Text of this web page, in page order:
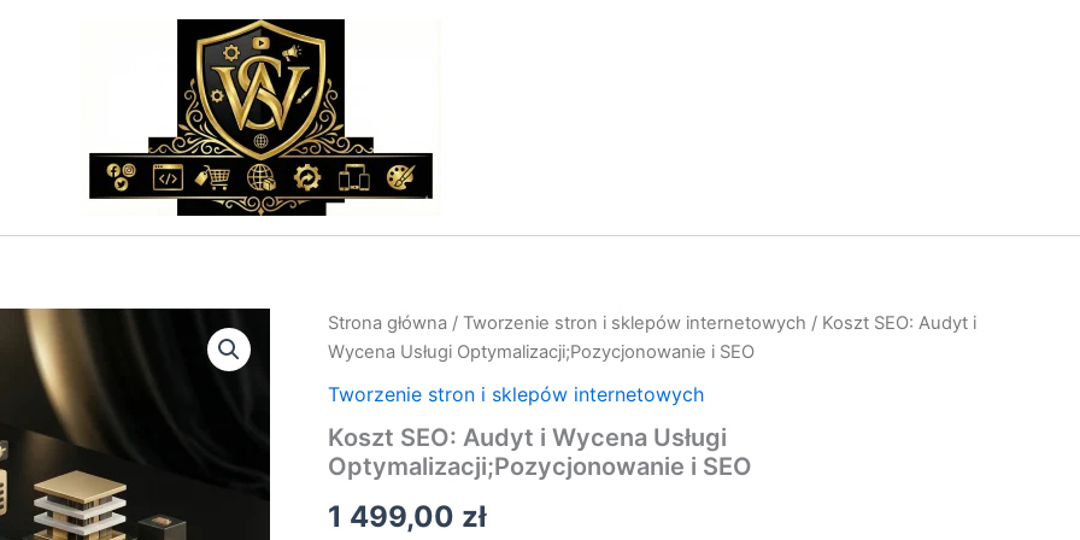
Strona główna / Tworzenie stron i sklepów internetowych / Koszt SEO: Audyt i
Wycena Usługi Optymalizacji;Pozycjonowanie i SEO
Tworzenie stron i sklepów internetowych
Koszt SEO: Audyt i Wycena Usługi
Optymalizacji;Pozycjonowanie i SEO
1 499,00 zł
ilość
Koszt
SEO:
Audyt
Wycena
Usługi
i